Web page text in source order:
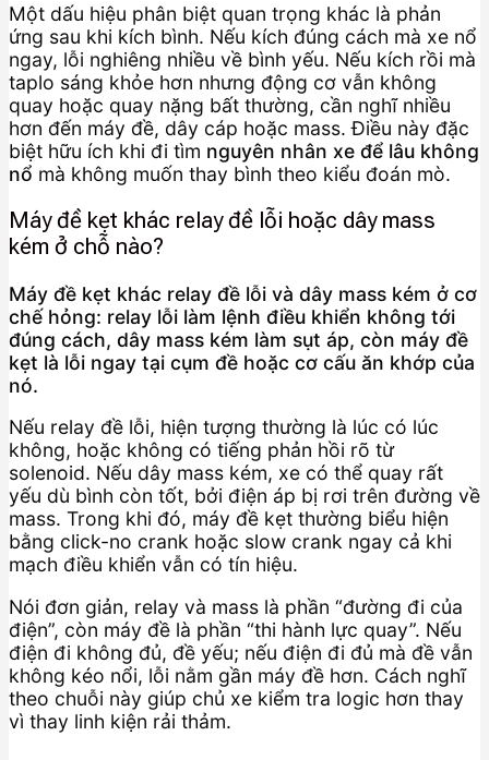
Một dấu hiệu phân biệt quan trọng khác là phản
ứng sau khi kích bình. Nếu kích đúng cách mà xe nổ
ngay, lỗi nghiêng nhiều về bình yếu. Nếu kích rồi mà
taplo sáng khỏe hơn nhưng động cơ vẫn không
quay hoặc quay nặng bất thường, cần nghĩ nhiều
hơn đến máy đề, dây cáp hoặc mass. Điều này đặc
biệt hữu ích khi đi tìm nguyên nhân xe để lâu không
nổ mà không muốn thay bình theo kiểu đoán mò.
Máy đề kẹt khác relay đề lỗi hoặc dây mass
kém ở chỗ nào?
Máy đề kẹt khác relay đề lỗi và dây mass kém ở cơ
chế hỏng: relay lỗi làm lệnh điều khiển không tới
đúng cách, dây mass kém làm sụt áp, còn máy đề
kẹt là lỗi ngay tại cụm đề hoặc cơ cấu ăn khớp của
nó.
Nếu relay đề lỗi, hiện tượng thường là lúc có lúc
không, hoặc không có tiếng phản hồi rõ từ
solenoid. Nếu dây mass kém, xe có thể quay rất
yếu dù bình còn tốt, bởi điện áp bị rơi trên đường về
mass. Trong khi đó, máy đề kẹt thường biểu hiện
bằng click-no crank hoặc slow crank ngay cả khi
mạch điều khiển vẫn có tín hiệu.
Nói đơn giản, relay và mass là phần “đường đi của
điện”, còn máy đề là phần “thi hành lực quay”. Nếu
điện đi không đủ, đề yếu; nếu điện đi đủ mà đề vẫn
không kéo nổi, lỗi nằm gần máy đề hơn. Cách nghĩ
theo chuỗi này giúp chủ xe kiểm tra logic hơn thay
vì thay linh kiện rải thảm.